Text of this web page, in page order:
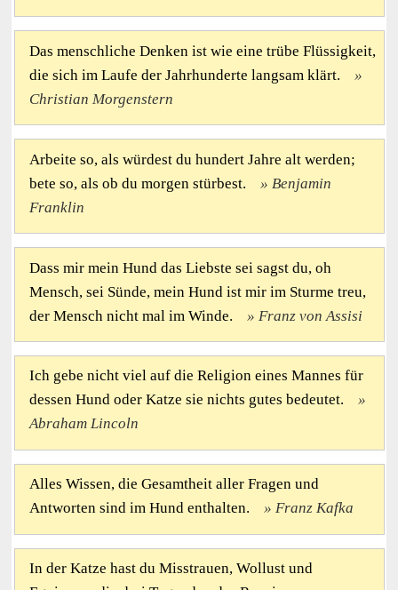
Das menschliche Denken ist wie eine trübe Flüssigkeit,
die sich im Laufe der Jahrhunderte langsam klärt.
Christian Morgenstern
Arbeite so, als würdest du hundert Jahre alt werden;
bete so, als ob du morgen stürbest.
Benjamin
Franklin
Dass mir mein Hund das Liebste sei sagst du, oh
Mensch, sei Sünde, mein Hund ist mir im Sturme treu,
der Mensch nicht mal im Winde.
Franz von Assisi
Ich gebe nicht viel auf die Religion eines Mannes für
dessen Hund oder Katze sie nichts gutes bedeutet.
Abraham Lincoln
Alles Wissen, die Gesamtheit aller Fragen und
Antworten sind im Hund enthalten.
Franz Kafka
In der Katze hast du Misstrauen, Wollust und